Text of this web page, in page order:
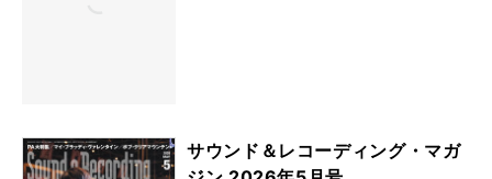
サウンド＆レコーディング・マガ